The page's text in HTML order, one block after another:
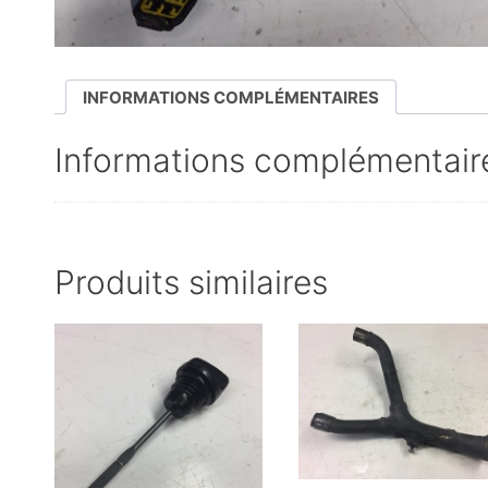
INFORMATIONS COMPLÉMENTAIRES
Informations
Produits similaires